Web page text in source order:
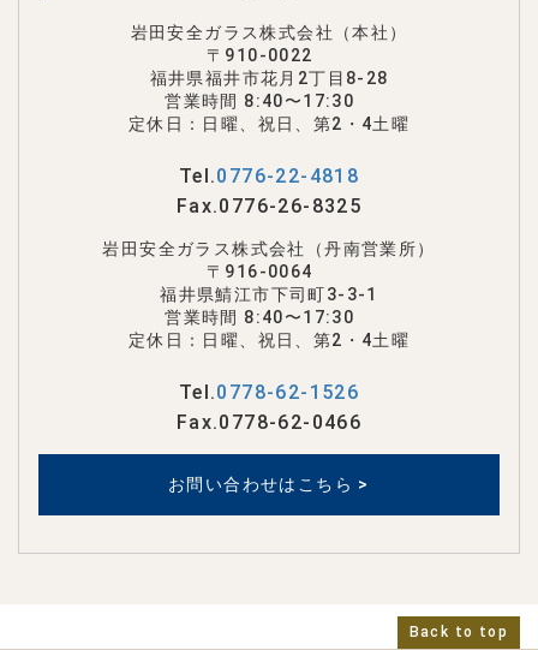
岩田安全ガラス株式会社（本社）
〒910-0022
福井県福井市花月2丁目8-28
営業時間 8:40〜17:30
定休日：日曜、祝日、第2・4土曜
Tel.0776-22-4818
Fax.0776-26-8325
岩田安全ガラス株式会社（丹南営業所）
〒916-0064
福井県鯖江市下司町3-3-1
営業時間 8:40〜17:30
定休日：日曜、祝日、第2・4土曜
Tel.0778-62-1526
Fax.0778-62-0466
お問い合わせはこちら >
Back to top